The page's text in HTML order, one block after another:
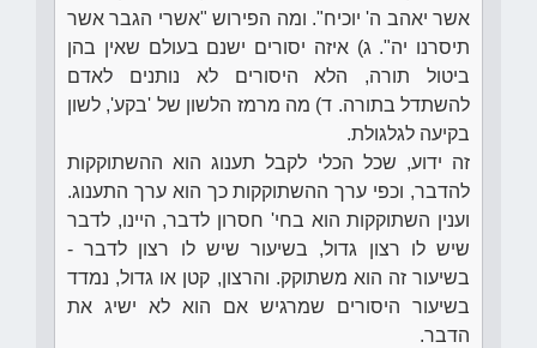
אשר יאהב ה' יוכיח". ומה הפירוש "אשרי הגבר אשר
תיסרנו יה". ג) איזה יסורים ישנם בעולם שאין בהן
ביטול תורה, הלא היסורים לא נותנים לאדם
להשתדל בתורה. ד) מה מרמז הלשון של 'בקע', לשון
בקיעה לגלגולת.
זה ידוע, שכל הכלי לקבל תענוג הוא ההשתוקקות
להדבר, וכפי ערך ההשתוקקות כך הוא ערך התענוג.
וענין השתוקקות הוא בחי' חסרון לדבר, היינו, לדבר
שיש לו רצון גדול, בשיעור שיש לו רצון לדבר -
בשיעור זה הוא משתוקק. והרצון, קטן או גדול, נמדד
בשיעור היסורים שמרגיש אם הוא לא ישיג את
הדבר.